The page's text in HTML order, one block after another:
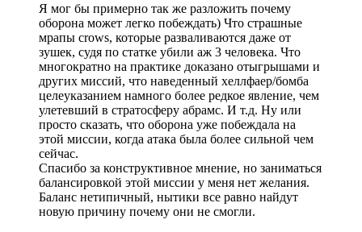
Я мог бы примерно так же разложить почему
оборона может легко побеждать) Что страшные
мрапы crows, которые разваливаются даже от
зушек, судя по статке убили аж 3 человека. Что
многократно на практике доказано отыгрышами и
других миссий, что наведенный хеллфаер/бомба
целеуказанием намного более редкое явление, чем
улетевший в стратосферу абрамс. И т.д. Ну или
просто сказать, что оборона уже побеждала на
этой миссии, когда атака была более сильной чем
сейчас.
Спасибо за конструктивное мнение, но заниматься
балансировкой этой миссии у меня нет желания.
Баланс нетипичный, нытики все равно найдут
новую причину почему они не смогли.